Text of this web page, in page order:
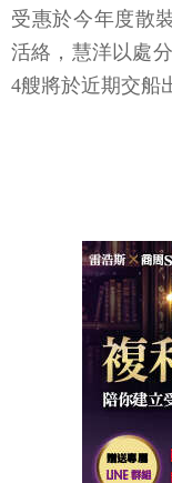
受惠於今年度散
活絡，慧洋以處
4艘將於近期交船